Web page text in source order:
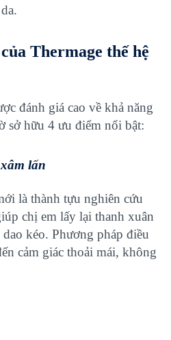
Thermage thế hệ
đánh giá cao về khả năng
sở hữu 4 ưu điểm nổi bật:
lấn
là thành tựu nghiên cứu
chị em lấy lại thanh xuân
kéo. Phương pháp điều
cảm giác thoải mái, không